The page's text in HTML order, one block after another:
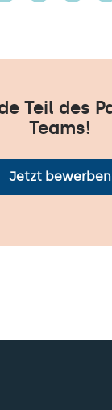
Teil des
Teams!
Jetzt bewerben